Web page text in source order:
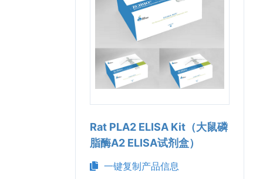
Rat PLA2 ELISA Kit（大鼠磷
脂酶A2 ELISA试剂盒）
一键复制产品信息